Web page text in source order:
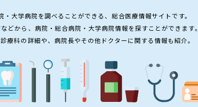
大学病院を調べることができる、総合医療情報サイトです。
どから、病院・総合病院・大学病院情報を探すことができます。
療科の詳細や、病院長やその他ドクターに関する情報も紹介。